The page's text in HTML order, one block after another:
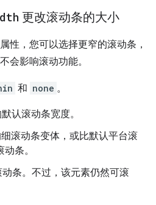
更改滚动条的大小
属性，您可以选择更窄的滚动条，
会影响滚动功能。
和 none 。
认滚动条宽度。
细滚动条变体，或比默认平台滚
条。
动条。不过，该元素仍然可滚